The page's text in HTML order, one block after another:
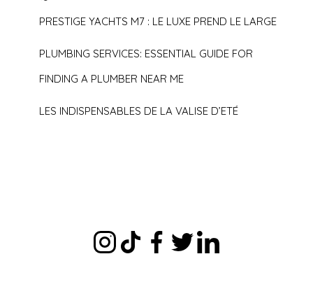
PRESTIGE YACHTS M7 : LE LUXE PREND LE LARGE
PLUMBING SERVICES: ESSENTIAL GUIDE FOR
FINDING A PLUMBER NEAR ME
LES INDISPENSABLES DE LA VALISE D’ETÉ